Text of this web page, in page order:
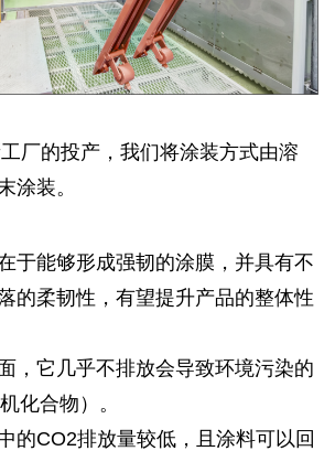
厂的投产，我们将涂装方式由溶
涂装。
于能够形成强韧的涂膜，并具有不
的柔韧性，有望提升产品的整体性
，它几乎不排放会导致环境污染的
化合物）。
的CO2排放量较低，且涂料可以回